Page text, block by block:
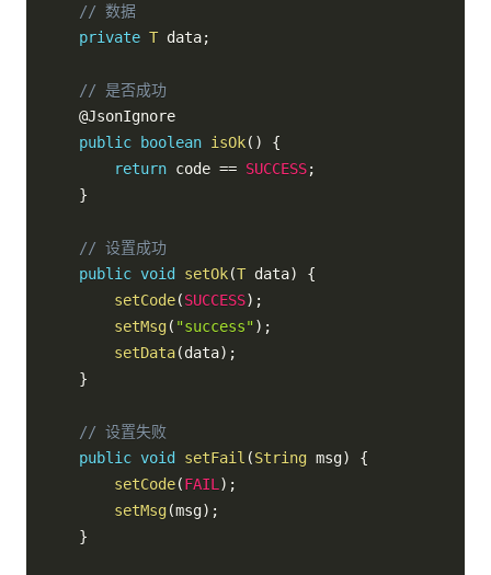
// 数据
private T data;
// 是否成功
@JsonIgnore
public
boolean isOk( )
{
return code == SUCCESS;
}
// 设置成功
public void setOk(T data)
{
setCode(SUCCESS) ;
setMsg( "success") ;
setData(data) ;
}
// 设置失败
public void setFail (String msg)
{
setCode(FAIL ) ;
setMsg(msg) ;
}